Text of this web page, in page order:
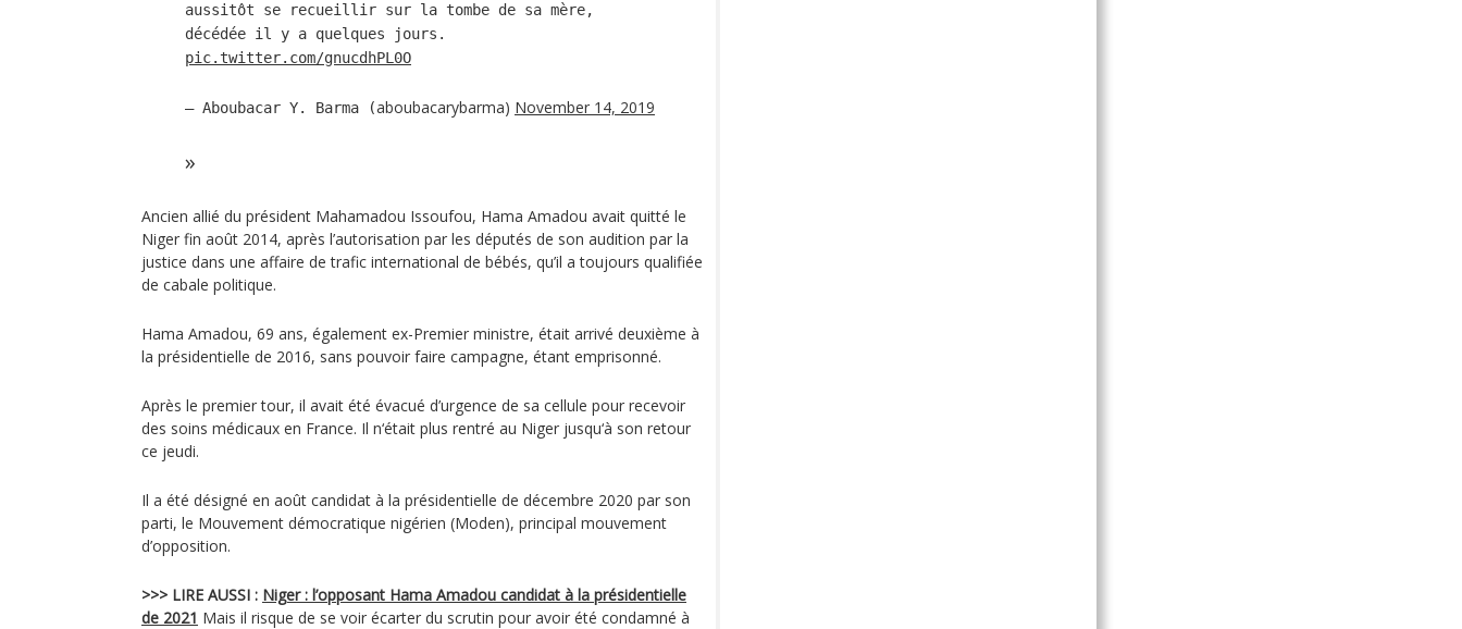
aussitôt se recueillir sur la tombe de sa mère,
décédée il y a quelques jours.
pic.twitter.com/gnucdhPL0O
— Aboubacar Y. Barma (aboubacarybarma) November 14, 2019
Ancien allié du président Mahamadou Issoufou, Hama Amadou avait quitté le
Niger fin août 2014, après l’autorisation par les députés de son audition par la
justice dans une affaire de trafic international de bébés, qu’il a toujours qualifiée
de cabale politique.
Hama Amadou, 69 ans, également ex-Premier ministre, était arrivé deuxième à
la présidentielle de 2016, sans pouvoir faire campagne, étant emprisonné.
Après le premier tour, il avait été évacué d’urgence de sa cellule pour recevoir
des soins médicaux en France. Il n‘était plus rentré au Niger jusqu‘à son retour
ce jeudi.
Il a été désigné en août candidat à la présidentielle de décembre 2020 par son
parti, le Mouvement démocratique nigérien (Moden), principal mouvement
d’opposition.
>>> LIRE AUSSI : Niger : l’opposant Hama Amadou candidat à la présidentielle
de 2021 Mais il risque de se voir écarter du scrutin pour avoir été condamné à